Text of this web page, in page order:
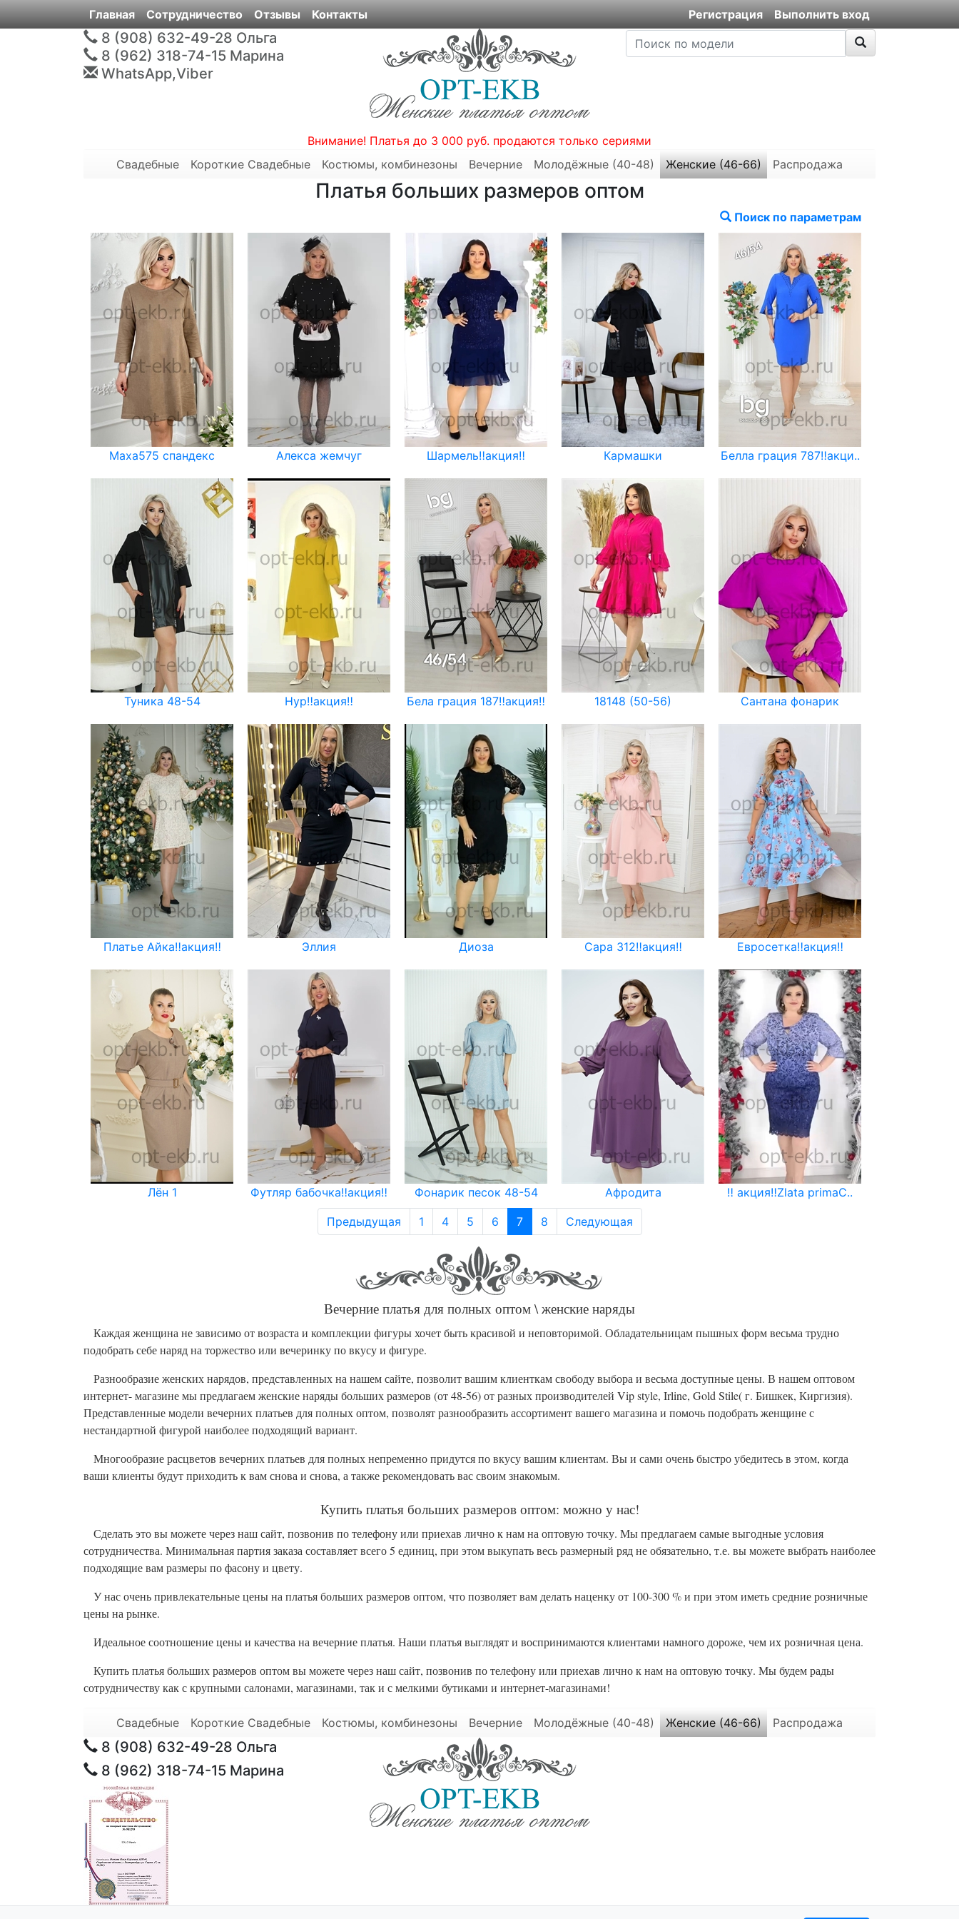
Главная Сотрудничество Отзывы Контакты Регистрация Выполнить вход
8 (908) 632-49-28 Ольга
8 (962) 318-74-15 Марина
WhatsApp,Viber
Внимание! Платья до 3 000 руб. продаются только сериями
Свадебные
Короткие Свадебные Костюмы, комбинезоны Вечерние Молодёжные (40-48) Женские (46-66) Распродажа
Платья больших размеров оптом
Поиск по параметрам
Маха575 спандекс Алекса жемчуг Шармель‼️акция‼️ Кармашки Белла грация 787‼️акци..
Туника 48-54 Нур‼️акция‼️ Бела грация 187‼️акция‼️ 18148 (50-56) Сантана фонарик
Платье Айка‼️акция‼️ Эллия Диоза Сара 312‼️акция‼️ Евросетка‼️акция‼️
Лён 1 Футляр бабочка‼️акция‼️ Фонарик песок 48-54 Афродита ‼️ акция‼️Zlata primaС..
Предыдущая 1 4 5 6 7 8 Следующая
Вечерние платья для полных оптом \ женские наряды
Каждая женщина не зависимо от возраста и комплекции фигуры хочет быть красивой и неповторимой. Обладательницам пышных форм весьма трудно
подобрать себе наряд на торжество или вечеринку по вкусу и фигуре.
Разнообразие женских нарядов, представленных на нашем сайте, позволит вашим клиенткам свободу выбора и весьма доступные цены. В нашем оптовом
интернет- магазине мы предлагаем женские наряды больших размеров (от 48-56) от разных производителей Vip style, Irline, Gold Stile( г. Бишкек, Киргизия).
Представленные модели вечерних платьев для полных оптом, позволят разнообразить ассортимент вашего магазина и помочь подобрать женщине с
нестандартной фигурой наиболее подходящий вариант.
Многообразие расцветов вечерних платьев для полных непременно придутся по вкусу вашим клиентам. Вы и сами очень быстро убедитесь в этом, когда
ваши клиенты будут приходить к вам снова и снова, а также рекомендовать вас своим знакомым.
Купить платья больших размеров оптом: можно у нас!
Сделать это вы можете через наш сайт, позвонив по телефону или приехав лично к нам на оптовую точку. Мы предлагаем самые выгодные условия
сотрудничества. Минимальная партия заказа составляет всего 5 единиц, при этом выкупать весь размерный ряд не обязательно, т.е. вы можете выбрать наиболее
подходящие вам размеры по фасону и цвету.
У нас очень привлекательные цены на платья больших размеров оптом, что позволяет вам делать наценку от 100-300 % и при этом иметь средние розничные
цены на рынке.
Идеальное соотношение цены и качества на вечерние платья. Наши платья выглядят и воспринимаются клиентами намного дороже, чем их розничная цена.
Купить платья больших размеров оптом вы можете через наш сайт, позвонив по телефону или приехав лично к нам на оптовую точку. Мы будем рады
сотрудничеству как с крупными салонами, магазинами, так и с мелкими бутиками и интернет-магазинами!
Свадебные Короткие Свадебные Костюмы, комбинезоны Вечерние Молодёжные (40-48) Женские (46-66) Распродажа
8 (908) 632-49-28 Ольга
8 (962) 318-74-15 Марина
Политика